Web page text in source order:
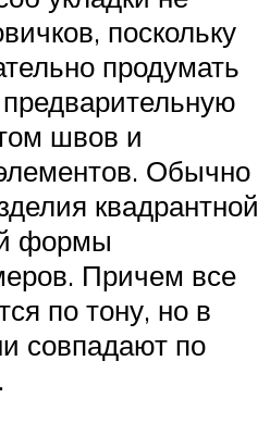
поскольку
продумать
швов и
Обычно
квадрантной
формы
Причем все
по тону, но в
совпадают по